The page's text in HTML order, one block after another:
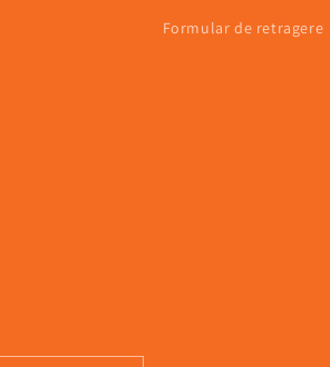
Formular de retragere